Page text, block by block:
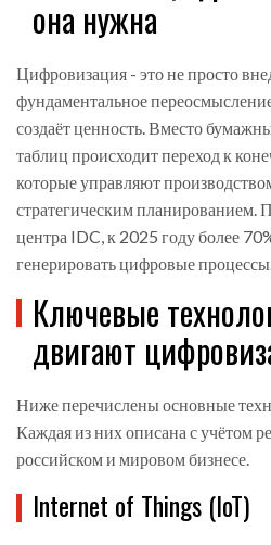
она нужна
Цифровизация - это не просто
фундаментальное
создаёт ценность. Вместо
таблиц происходит переход к
которые управляют
стратегическим планированием.
центра IDC, к 2025 году более
генерировать цифровые
Ключевые
двигают
Ниже перечислены основные
Каждая из них описана с учётом
российском и мировом бизнесе.
Internet of Things (IoT)